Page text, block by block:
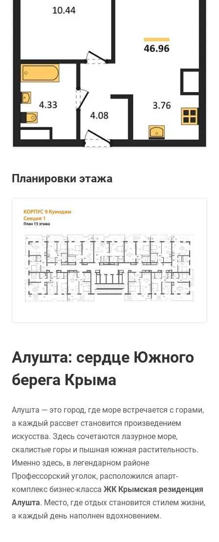
Планировки этажа
Алушта: сердце Южного
берега Крыма
Алушта — это город, где море встречается с горами,
а каждый рассвет становится произведением
искусства. Здесь сочетаются лазурное море,
скалистые горы и пышная южная растительность.
Именно здесь, в легендарном районе
Профессорский уголок, расположился апарт-
комплекс бизнес-класса ЖК Крымская резиденция
Алушта. Место, где отдых становится стилем жизни,
а каждый день наполнен вдохновением.